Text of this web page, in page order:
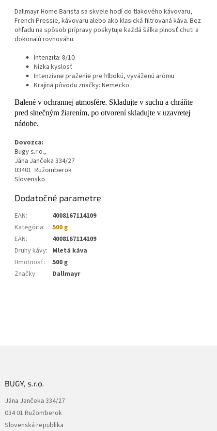
Dallmayr Home Barista sa skvele hodí do tlakového kávovaru,
French Pressie, kávovaru alebo ako klasická filtrovaná káva. Bez
ohľadu na spôsob prípravy poskytuje každá šálka plnosť chuti a
dokonalú rovnováhu.
Intenzita: 8/10
Nízka kyslosť
Intenzívne praženie pre hlbokú, vyváženú arómu
Krajina pôvodu značky: Nemecko
Balené v ochrannej atmosfére. Skladujte v suchu a chráňte
pred slnečným žiarením, po otvorení skladujte v uzavretej
nádobe.
Dovozca:
Bugy s.r.o.,
Jána Jančeka 334/27
03401 Ružomberok
Slovensko
Dodatočné parametre
EAN:
4008167114109
Kategória:
500 g
EAN:
4008167114109
Druhy kávy: Mletá káva
Hmotnosť:
500 g
Značky: Dallmayr
BUGY, s.r.o.
Jána Jančeka 334/27
034 01 Ružomberok
Slovenská republika